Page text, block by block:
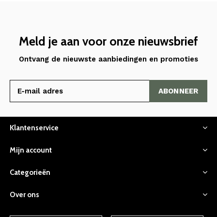
Meld je aan voor onze nieuwsbrief
Ontvang de nieuwste aanbiedingen en promoties
ABONNEER
Klantenservice
Mijn account
Categorieën
Over ons